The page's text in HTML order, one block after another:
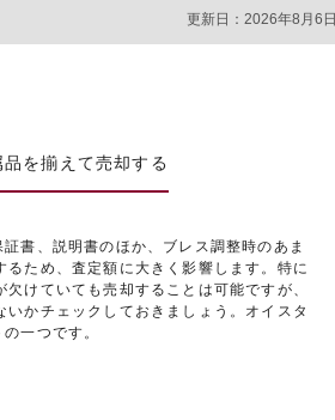
更新日：2026年8月6日
を揃えて売却する
書、説明書のほか、ブレス調整時のあま
ため、査定額に大きく影響します。特に
けていても売却することは可能ですが、
かチェックしておきましょう。オイスタ
一つです。